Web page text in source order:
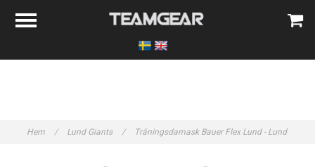
Hem / Lund Giants / Träningsdamask Bauer Flex Lund - Lund